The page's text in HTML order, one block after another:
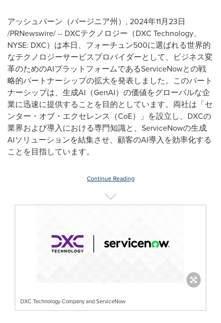
アッシュバーン（バージニア州） , 2024年11月23日
/PRNewswire/ -- DXCテクノロジー（DXC Technology、
NYSE: DXC）は本日、フォーチュン500に選ばれる世界的
なテクノロジーサービスプロバイダーとして、ビジネス変
革のためのAIプラットフォームであるServiceNowとの戦
略的パートナーシップの拡大を発表しました。このパート
ナーシップは、生成AI （GenAI）の価値をグローバルな企
業に迅速に提供することを目的としています。両社は「セ
ンター・オブ・エクセレンス（CoE）」を設立し、 DXCの
業界および導入における専門知識と、 ServiceNowの生成
AIソリューションを結集させ、顧客のAI導入を効率化する
ことを目指しています。
Continue Reading
DXC Technology Company and ServiceNow